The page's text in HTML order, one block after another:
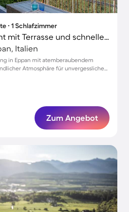
∙ 1 Schlafzimmer
Schönes Apartment mit Terrasse und schnellem Internet | Stadtblick | Haustierfreundlich
Italien
in Eppan mit atemberaubendem
Atmosphäre für unvergessliche
Zum Angebot